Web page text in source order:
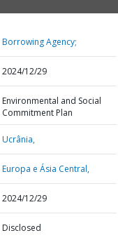
Borrowing Agency;
2024/12/29
Environmental and Social
Commitment Plan
Ucrânia,
Europa e Ásia Central,
2024/12/29
Disclosed